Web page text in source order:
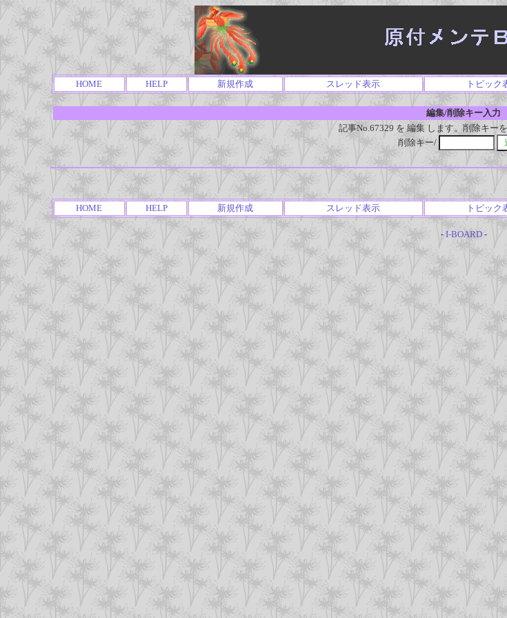
HOME HELP 新規作成 スレッド表示 トピック
編集/削除キー入力
記事No.67329 を 編集 します。削除キー
削除キー/
HOME HELP 新規作成 スレッド表示 トピック
- I-BOARD-